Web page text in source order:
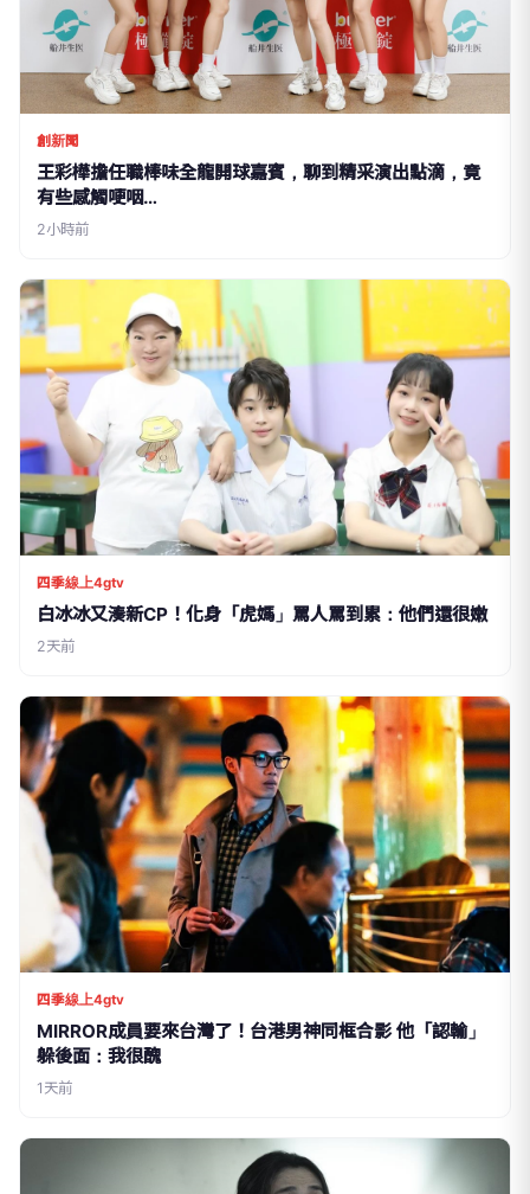
創新聞
王彩樺擔任職棒味全龍開球嘉賓，聊到精采演出點滴，竟
有些感觸哽咽…
2小時前
四季線上4gtv
白冰冰又湊新CP！化身「虎媽」罵人罵到累：他們還很嫩
2天前
四季線上4gtv
MIRROR成員要來台灣了！台港男神同框合影 他「認輸」
躲後面：我很醜
1天前